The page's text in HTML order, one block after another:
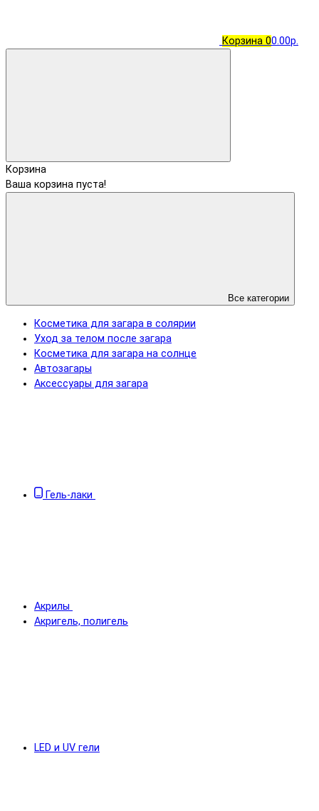
Корзина 00.00р.
Корзина
Ваша корзина пуста!
Все категории
Косметика для загара в солярии
Уход за телом после загара
Косметика для загара на солнце
Автозагары
Аксессуары для загара
Гель-лаки
Акрилы
Акригель, полигель
LED и UV гели